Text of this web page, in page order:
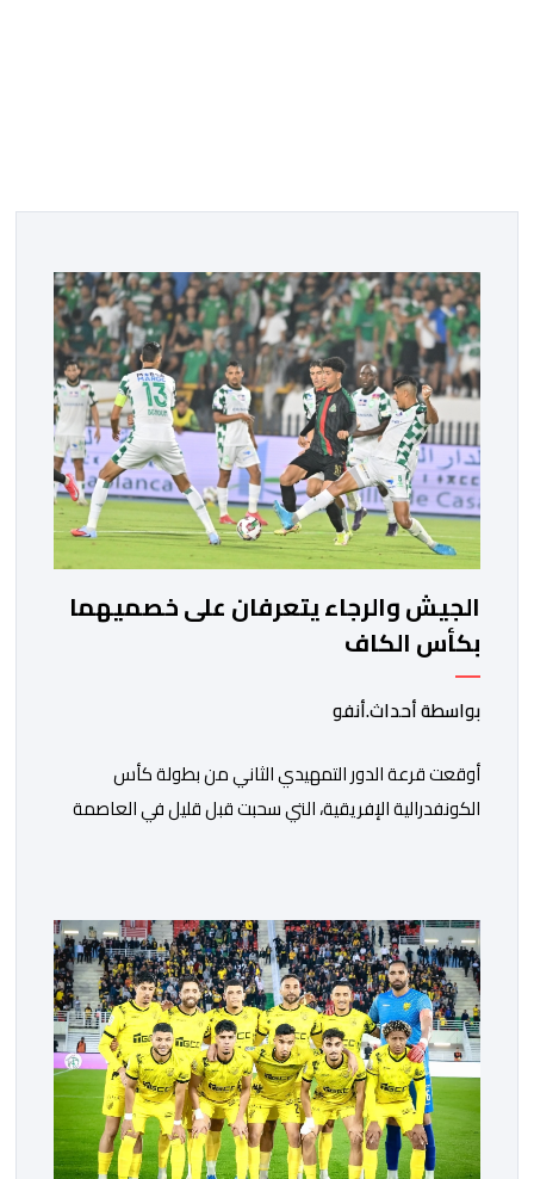
الجيش والرجاء يتعرفان على خصميهما
بكأس الكاف
بواسطة أحداث.أنفو
أوقعت قرعة الدور التمهيدي الثاني من بطولة كأس
الكونفدرالية الإفريقية، التي سحبت قبل قليل في العاصمة
ووسط القارة. ​وسيكون نادي الرجاء الرياضي على موعد مع
مواجهة المتأهل من المباراة التي تجمع بين إيل كانيمي
واريورز النيجيري ونادي أوديب ممثل […]